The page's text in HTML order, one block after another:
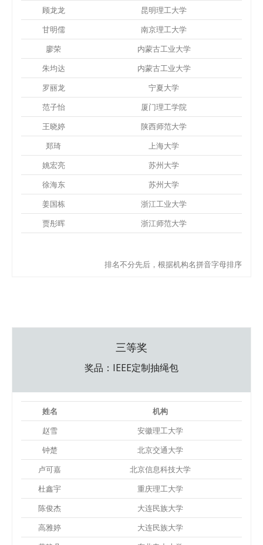
顾龙龙
昆明理工大学
甘明儒
南京理工大学
廖荣
内蒙古工业大学
朱均达
内蒙古工业大学
罗丽龙
宁夏大学
范子怡
厦门理工学院
王晓婷
陕西师范大学
郑琦
上海大学
姚宏亮
苏州大学
徐海东
苏州大学
姜国栋
浙江工业大学
贾彤晖
浙江师范大学
排名不分先后，根据机构名拼音字母排序
三等奖
奖品：IEEE定制抽绳包
姓名
机构
赵雪
安徽理工大学
钟楚
北京交通大学
卢可嘉
北京信息科技大学
杜鑫宇
重庆理工大学
陈俊杰
大连民族大学
高雅婷
大连民族大学